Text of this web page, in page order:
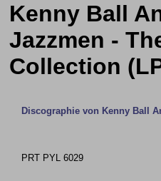
Kenny Ball
Jazzmen -
Collection
Discographie von Kenny Ball
PRT PYL 6029